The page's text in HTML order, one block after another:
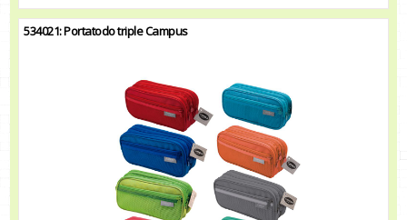
534021: Portatodo triple Campus